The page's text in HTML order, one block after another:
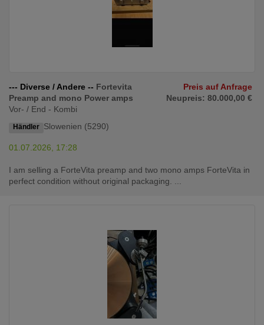
--- Diverse / Andere -- Fortevita
Preamp and mono Power amps
Vor- / End - Kombi
Händler Slowenien (5290)
Preis auf Anfrage
Neupreis: 80.000,00 €
01.07.2026, 17:28
I am selling a ForteVita preamp and two mono amps ForteVita in
perfect condition without original packaging. ...